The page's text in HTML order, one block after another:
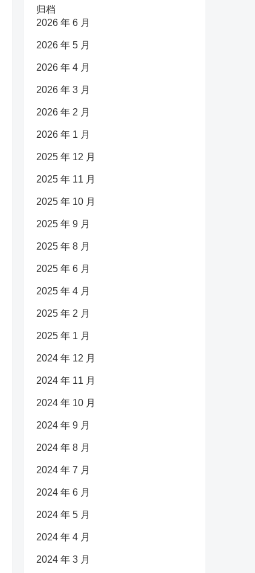
归档
2026 年 6 月
2026 年 5 月
2026 年 4 月
2026 年 3 月
2026 年 2 月
2026 年 1 月
2025 年 12 月
2025 年 11 月
2025 年 10 月
2025 年 9 月
2025 年 8 月
2025 年 6 月
2025 年 4 月
2025 年 2 月
2025 年 1 月
2024 年 12 月
2024 年 11 月
2024 年 10 月
2024 年 9 月
2024 年 8 月
2024 年 7 月
2024 年 6 月
2024 年 5 月
2024 年 4 月
2024 年 3 月